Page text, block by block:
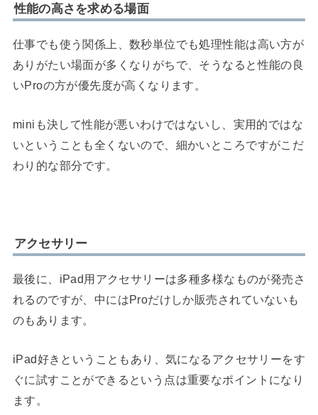
性能の高さを求める場面
仕事でも使う関係上、数秒単位でも処理性能は高い方が
ありがたい場面が多くなりがちで、そうなると性能の良
いProの方が優先度が高くなります。
miniも決して性能が悪いわけではないし、実用的ではな
いということも全くないので、細かいところですがこだ
わり的な部分です。
アクセサリー
最後に、iPad用アクセサリーは多種多様なものが発売さ
れるのですが、中にはProだけしか販売されていないも
のもあります。
iPad好きということもあり、気になるアクセサリーをす
ぐに試すことができるという点は重要なポイントになり
ます。